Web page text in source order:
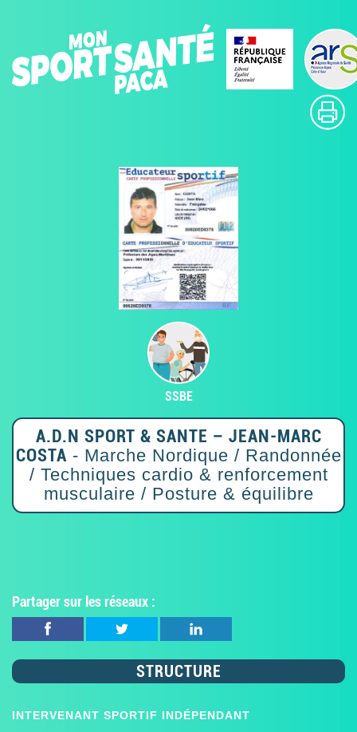
SSBE
A.D.N SPORT & SANTE – JEAN-MARC
COSTA - Marche Nordique / Randonnée
/ Techniques cardio & renforcement
musculaire / Posture & équilibre
Partager sur les réseaux :
STRUCTURE
INTERVENANT SPORTIF INDÉPENDANT